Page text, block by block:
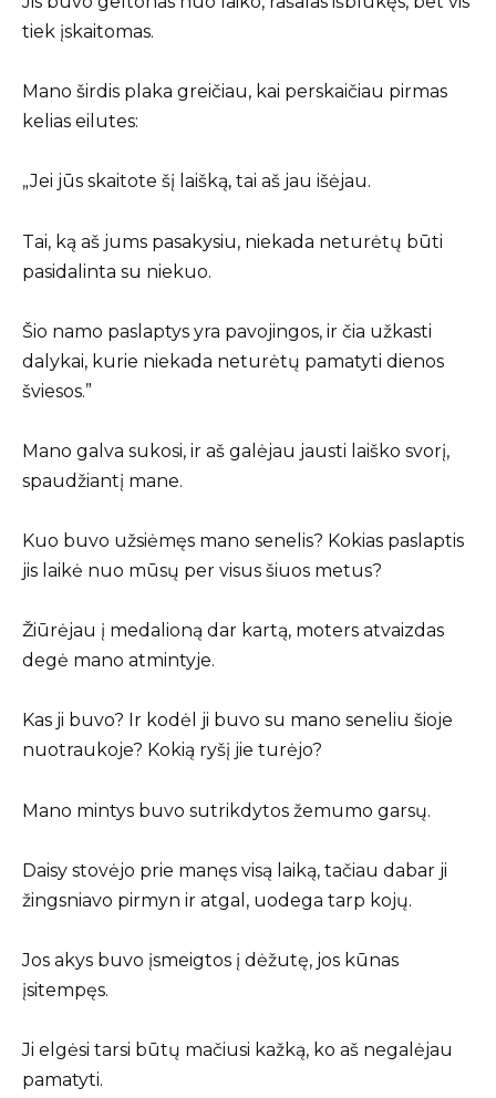
tiek įskaitomas.
Mano širdis plaka greičiau, kai perskaičiau pirmas
kelias eilutes:
„Jei jūs skaitote šį laišką, tai aš jau išėjau.
Tai, ką aš jums pasakysiu, niekada neturėtų būti
pasidalinta su niekuo.
Šio namo paslaptys yra pavojingos, ir čia užkasti
dalykai, kurie niekada neturėtų pamatyti dienos
šviesos.”
Mano galva sukosi, ir aš galėjau jausti laiško svorį,
spaudžiantį mane.
Kuo buvo užsiėmęs mano senelis? Kokias paslaptis
jis laikė nuo mūsų per visus šiuos metus?
Žiūrėjau į medalioną dar kartą, moters atvaizdas
degė mano atmintyje.
Kas ji buvo? Ir kodėl ji buvo su mano seneliu šioje
nuotraukoje? Kokią ryšį jie turėjo?
Mano mintys buvo sutrikdytos žemumo garsų.
Daisy stovėjo prie manęs visą laiką, tačiau dabar ji
žingsniavo pirmyn ir atgal, uodega tarp kojų.
Jos akys buvo įsmeigtos į dėžutę, jos kūnas
įsitempęs.
Ji elgėsi tarsi būtų mačiusi kažką, ko aš negalėjau
pamatyti.